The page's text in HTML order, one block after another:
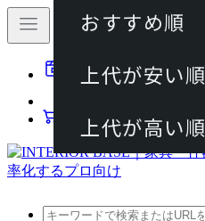
動画マニュアル
カート
おすすめ順
上代が安い順
上代が高い順